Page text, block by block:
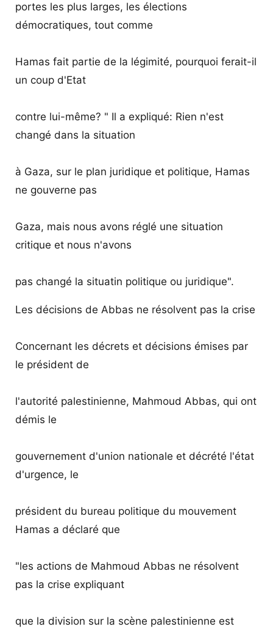
portes les plus larges, les élections
démocratiques, tout comme
Hamas fait partie de la légimité, pourquoi ferait-il
un coup d'Etat
contre lui-même? " Il a expliqué: Rien n'est
changé dans la situation
à Gaza, sur le plan juridique et politique, Hamas
ne gouverne pas
Gaza, mais nous avons réglé une situation
critique et nous n'avons
pas changé la situatin politique ou juridique".
Les décisions de Abbas ne résolvent pas la crise
Concernant les décrets et décisions émises par
le président de
l'autorité palestinienne, Mahmoud Abbas, qui ont
démis le
gouvernement d'union nationale et décrété l'état
d'urgence, le
président du bureau politique du mouvement
Hamas a déclaré que
"les actions de Mahmoud Abbas ne résolvent
pas la crise expliquant
que la division sur la scène palestinienne est